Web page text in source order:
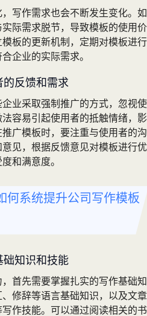
写作需求也会不断发生变化。如
际需求脱节，导致模板的使用价
板的更新机制，定期对模板进行
企业的实际需求。
反馈和需求
业采取强制推广的方式，忽视使
容易引起使用者的抵触情绪，影
广模板时，要注重与使用者的沟
见，根据反馈意见对模板进行优
和满意度。
何系统提升公司写作模板
础知识和技能
首先需要掌握扎实的写作基础知
修辞等语言基础知识，以及文章
作技能。可以通过阅读相关的书